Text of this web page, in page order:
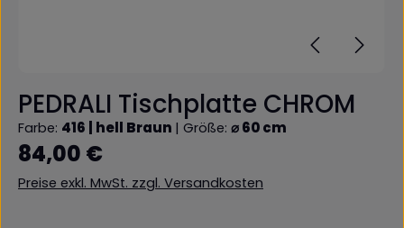
PEDRALI Tischplatte CHROM
Farbe: 416 | hell Braun | Größe: ⌀ 60 cm
Regulärer Preis:
84,00 €
Preise exkl. MwSt. zzgl. Versandkosten